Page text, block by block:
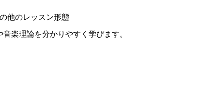
他のレッスン形態
楽理論を分かりやすく学びます。